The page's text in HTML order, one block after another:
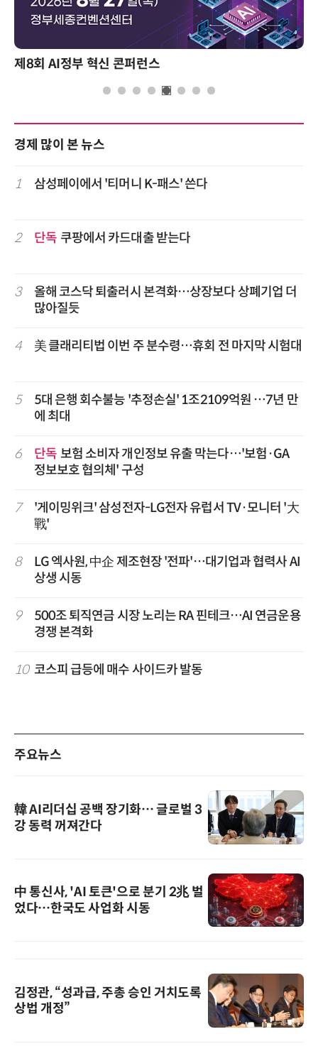
성과를 만드는 AI 에이전트 운영 전략 및 사례
경제 많이 본 뉴스
1 삼성페이에서 '티머니 K-패스' 쓴다
2 단독 쿠팡에서 카드대출 받는다
3
올해 코스닥 퇴출러시 본격화…상장보다 상폐기업 더
많아질듯
4 美 클래리티법 이번 주 분수령…휴회 전 마지막 시험대
5
5대 은행 회수불능 '추정손실' 1조2109억원 …7년 만
에 최대
6 단독 보험 소비자 개인정보 유출 막는다…'보험·GA
정보보호 협의체' 구성
7
'게이밍위크' 삼성전자-LG전자 유럽서 TV·모니터 '大
戰'
8
LG 엑사원, 中企 제조현장 '전파'…대기업과 협력사 AI
상생 시동
9
500조 퇴직연금 시장 노리는 RA 핀테크…AI 연금운용
경쟁 본격화
10 코스피 급등에 매수 사이드카 발동
주요뉴스
韓 AI리더십 공백 장기화… 글로벌 3
강 동력 꺼져간다
中 통신사, 'AI 토큰'으로 분기 2兆 벌
었다…한국도 사업화 시동
김정관, “성과급, 주총 승인 거치도록
상법 개정”